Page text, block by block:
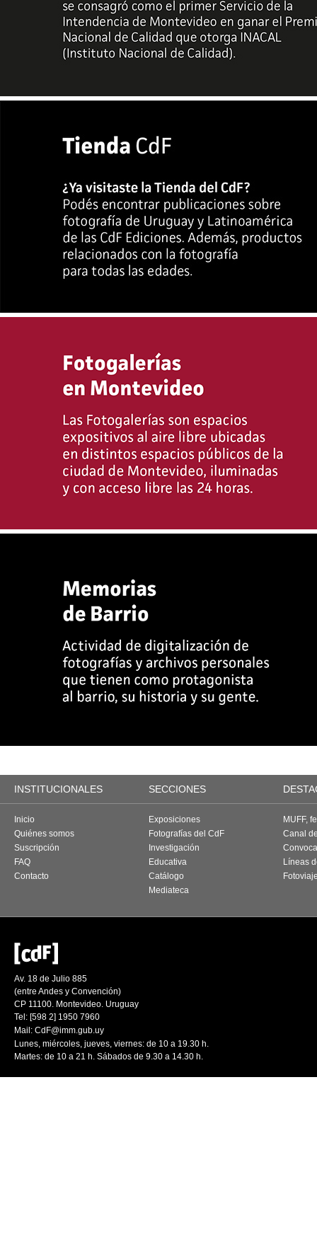
INSTITUCIONALES SECCIONES
Inicio
Quiénes somos
Suscripción
FAQ
Contacto
Exposiciones
Fotografías del CdF
Investigación
Educativa
Catálogo
Mediateca
MUFF,
Canal
Líneas
Av. 18 de Julio 885
(entre Andes y Convención)
CP 11100. Montevideo. Uruguay
Tel: [598 2] 1950 7960
Mail: CdF@imm.gub.uy
Lunes, miércoles, jueves, viernes: de 10 a 19.30 h.
Martes: de 10 a 21 h. Sábados de 9.30 a 14.30 h.